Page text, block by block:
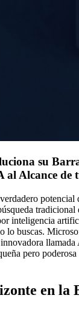
su
Alcance de
potencial
tradicional
inteligencia
lo buscas.
pero
en la